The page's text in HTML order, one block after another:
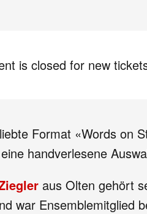
is closed for new
Format «Words on
handverlesene
aus Olten gehört
war Ensemblemitglied